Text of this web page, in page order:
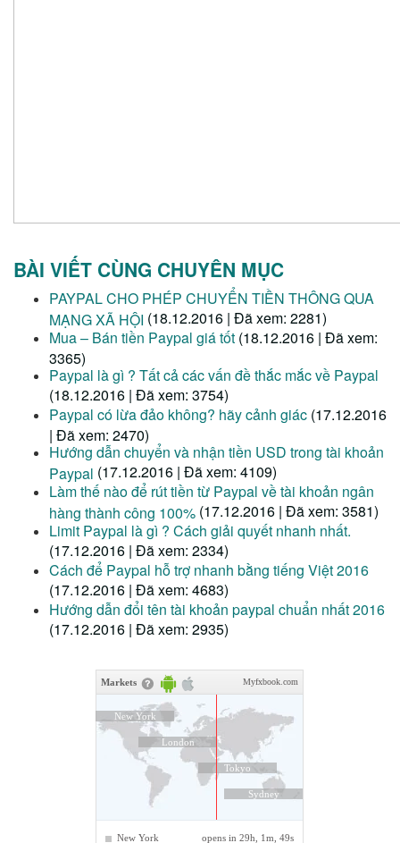
BÀI VIẾT CÙNG CHUYÊN MỤC
PAYPAL CHO PHÉP CHUYỂN TIỀN THÔNG QUA
MẠNG XÃ HỘI (18.12.2016 | Đã xem: 2281)
Mua – Bán tiền Paypal giá tốt (18.12.2016 | Đã xem:
3365)
Paypal là gì ? Tất cả các vấn đề thắc mắc về Paypal
(18.12.2016 | Đã xem: 3754)
Paypal có lừa đảo không? hãy cảnh giác (17.12.2016
| Đã xem: 2470)
Hướng dẫn chuyển và nhận tiền USD trong tài khoản
Paypal (17.12.2016 | Đã xem: 4109)
Làm thế nào để rút tiền từ Paypal về tài khoản ngân
hàng thành công 100% (17.12.2016 | Đã xem: 3581)
Limit Paypal là gì ? Cách giải quyết nhanh nhất.
(17.12.2016 | Đã xem: 2334)
Cách để Paypal hỗ trợ nhanh bằng tiếng Việt 2016
(17.12.2016 | Đã xem: 4683)
Hướng dẫn đổi tên tài khoản paypal chuẩn nhất 2016
(17.12.2016 | Đã xem: 2935)